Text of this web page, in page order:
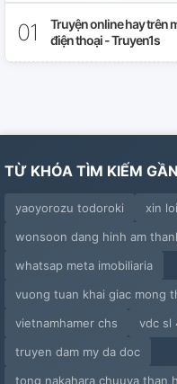
Truyện online hay trên
điện thoại - Truyen1s
TỪ KHÓA TÌM KIẾM
yaoyorozu todoroki
xin
wonsoon dang hinh am
whatsap meta imobiliaria
vuong tuan khai giac mong
vietnamhamer chs
vdc sl
truyen dam my da doc
tong nakahara chuuya than